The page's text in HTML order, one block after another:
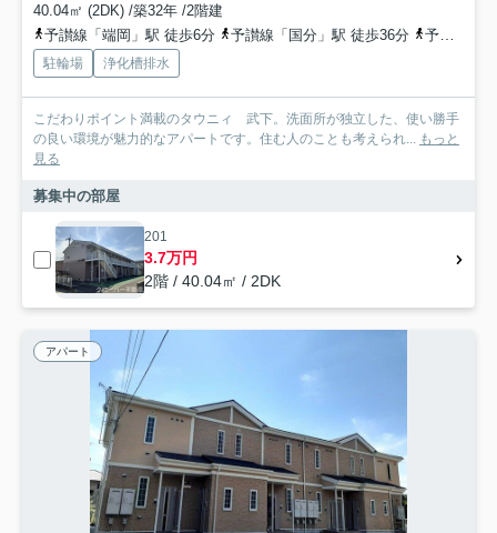
40.04㎡ (2DK) /築32年 /2階建
予讃線「端岡」駅 徒歩6分
予讃線「国分」駅 徒歩36分 予讃線「鬼無」駅 徒歩48分
駐輪場 浄化槽排水
こだわりポイント満載のタウニィ 武下。洗面所が独立した、使い勝手
の良い環境が魅力的なアパートです。住む人のことも考えられ... もっと
見る
募集中の部屋
201
3.7万円
2階 / 40.04㎡ / 2DK
アパート